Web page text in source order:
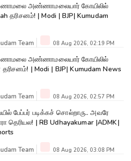
அண்ணாமலையார் கோயிலில்
| Modi | BJP| Kumudam
Team 08 Aug 2026, 02:19 PM
அண்ணாமலையார் கோயிலில்
| Modi | BJP| Kumudam News
Team 08 Aug 2026, 02:57 PM
பேப்பர் படிக்கச் சொல்றாரு.. அவரே
தெரியல! | RB Udhayakumar |ADMK|
Team 08 Aug 2026, 03:08 PM